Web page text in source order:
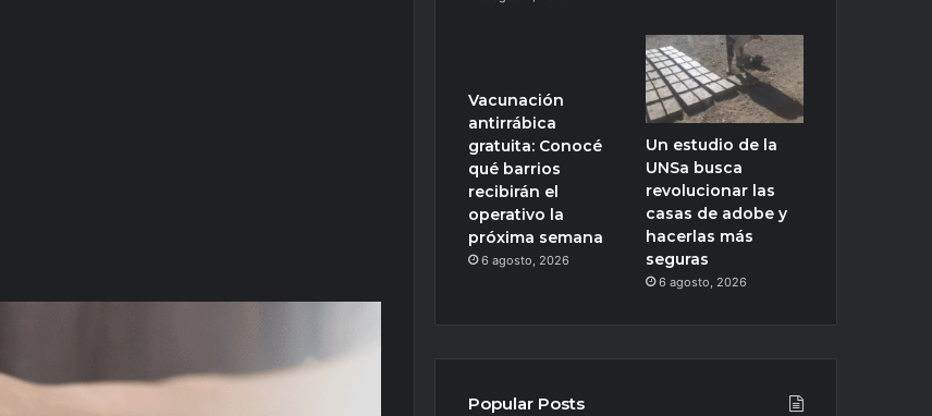
Vacunación
antirrábica
gratuita: Conocé
qué barrios
recibirán el
operativo la
próxima semana
6 agosto, 2026
Un estudio de la
UNSa busca
revolucionar las
casas de adobe y
hacerlas más
seguras
6 agosto, 2026
Popular Posts